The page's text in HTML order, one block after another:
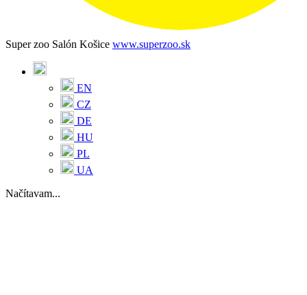
Super zoo Salón Košice www.superzoo.sk
EN
CZ
DE
HU
PL
UA
Načítavam...